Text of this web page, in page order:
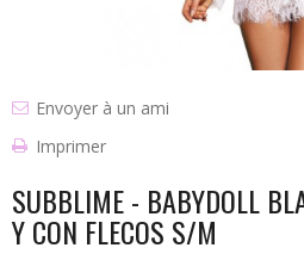
Envoyer à un ami
Imprimer
SUBBLIME - BABYDOLL
Y CON FLECOS S/M